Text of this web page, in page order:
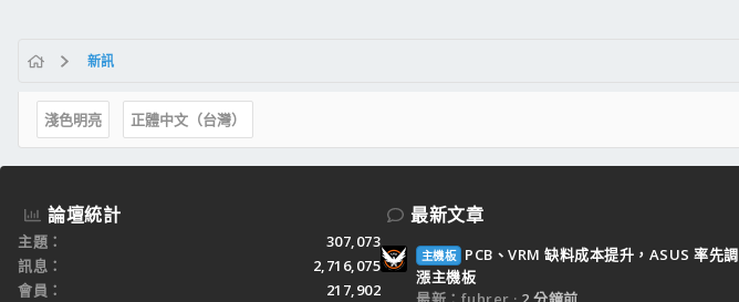
新訊
淺色明亮 正體中文（台灣）
論壇統計
主題
307,073
訊息
2,716,075
會員
217,902
最新文章
主機板
PCB、VRM 缺料成本提升，ASUS 率先調
漲主機板